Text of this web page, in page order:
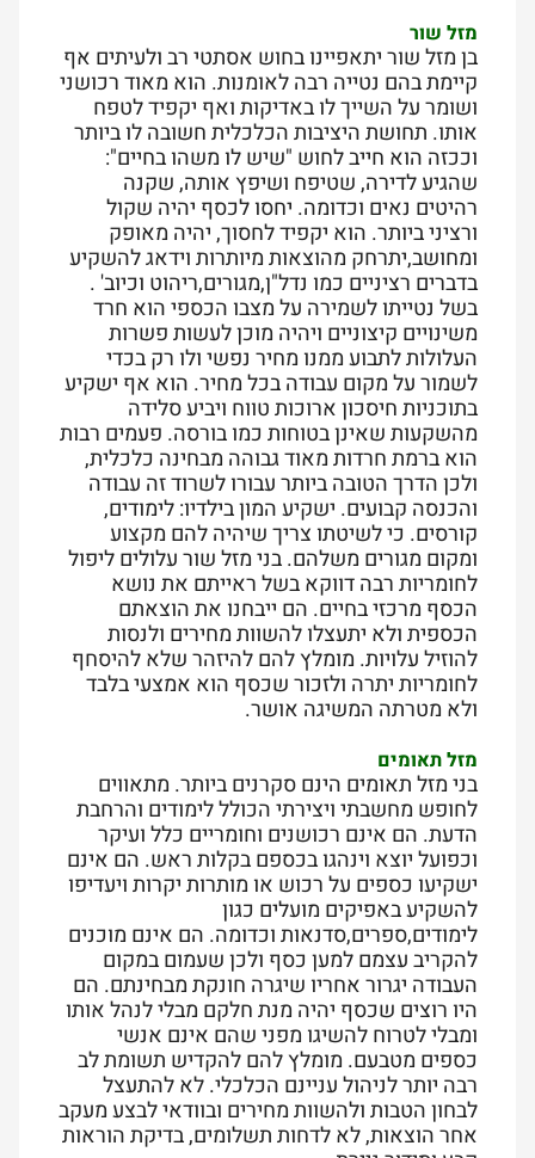
מזל שור
בן מזל שור יתאפיינו בחוש אסתטי רב ולעיתים אף
קיימת בהם נטייה רבה לאומנות. הוא מאוד רכושני
ושומר על השייך לו באדיקות ואף יקפיד לטפח
אותו. תחושת היציבות הכלכלית חשובה לו ביותר
וככזה הוא חייב לחוש "שיש לו משהו בחיים":
שהגיע לדירה, שטיפח ושיפץ אותה, שקנה
רהיטים נאים וכדומה. יחסו לכסף יהיה שקול
ורציני ביותר. הוא יקפיד לחסוך, יהיה מאופק
ומחושב,יתרחק מהוצאות מיותרות וידאג להשקיע
בדברים רציניים כמו נדל"ן,מגורים,ריהוט וכיוב' .
בשל נטייתו לשמירה על מצבו הכספי הוא חרד
משינויים קיצוניים ויהיה מוכן לעשות פשרות
העלולות לתבוע ממנו מחיר נפשי ולו רק בכדי
לשמור על מקום עבודה בכל מחיר. הוא אף ישקיע
בתוכניות חיסכון ארוכות טווח ויביע סלידה
מהשקעות שאינן בטוחות כמו בורסה. פעמים רבות
הוא ברמת חרדות מאוד גבוהה מבחינה כלכלית,
ולכן הדרך הטובה ביותר עבורו לשרוד זה עבודה
והכנסה קבועים. ישקיע המון בילדיו: לימודים,
קורסים. כי לשיטתו צריך שיהיה להם מקצוע
ומקום מגורים משלהם. בני מזל שור עלולים ליפול
לחומריות רבה דווקא בשל ראייתם את נושא
הכסף מרכזי בחיים. הם ייבחנו את הוצאתם
הכספית ולא יתעצלו להשוות מחירים ולנסות
להוזיל עלויות. מומלץ להם להיזהר שלא להיסחף
לחומריות יתרה ולזכור שכסף הוא אמצעי בלבד
ולא מטרתה המשיגה אושר.
מזל תאומים
בני מזל תאומים הינם סקרנים ביותר. מתאווים
לחופש מחשבתי ויצירתי הכולל לימודים והרחבת
הדעת. הם אינם רכושנים וחומריים כלל ועיקר
וכפועל יוצא וינהגו בכספם בקלות ראש. הם אינם
ישקיעו כספים על רכוש או מותרות יקרות ויעדיפו
להשקיע באפיקים מועלים כגון
לימודים,ספרים,סדנאות וכדומה. הם אינם מוכנים
להקריב עצמם למען כסף ולכן שעמום במקום
העבודה יגרור אחריו שיגרה חונקת מבחינתם. הם
היו רוצים שכסף יהיה מנת חלקם מבלי לנהל אותו
ומבלי לטרוח להשיגו מפני שהם אינם אנשי
כספים מטבעם. מומלץ להם להקדיש תשומת לב
רבה יותר לניהול עניינם הכלכלי. לא להתעצל
לבחון הטבות ולהשוות מחירים ובוודאי לבצע מעקב
אחר הוצאות, לא לדחות תשלומים, בדיקת הוראות